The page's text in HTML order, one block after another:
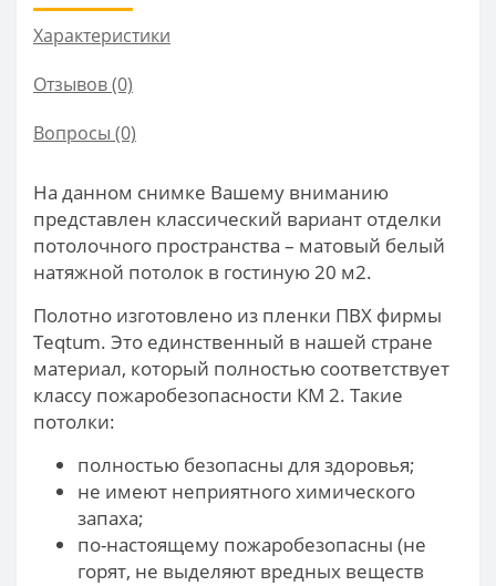
Характеристики
Отзывов (0)
Вопросы (0)
На данном снимке Вашему вниманию
представлен классический вариант отделки
потолочного пространства – матовый белый
натяжной потолок в гостиную 20 м2.
Полотно изготовлено из пленки ПВХ фирмы
Teqtum. Это единственный в нашей стране
материал, который полностью соответствует
классу пожаробезопасности КМ 2. Такие
потолки:
полностью безопасны для здоровья;
не имеют неприятного химического
запаха;
по-настоящему пожаробезопасны (не
горят, не выделяют вредных веществ